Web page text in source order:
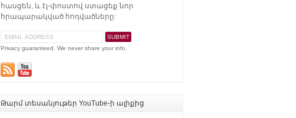
հասցեն, և էլ-փոստով ստացեք նոր
հրապարակված հոդվածները:
Privacy guaranteed. We never share your info.
Թարմ տեսանյութեր YouTube-ի ալիքից